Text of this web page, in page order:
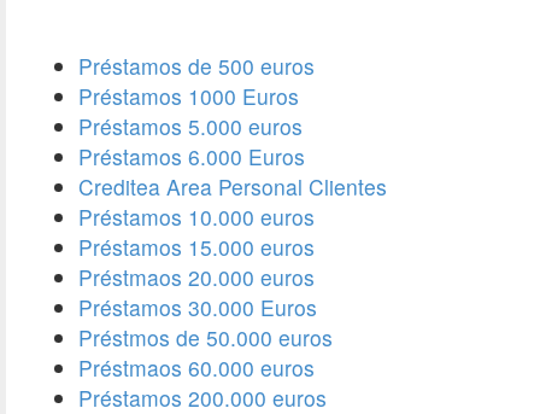
Préstamos de 500 euros
Préstamos 1000 Euros
Préstamos 5.000 euros
Préstamos 6.000 Euros
Creditea Area Personal Clientes
Préstamos 10.000 euros
Préstamos 15.000 euros
Préstmaos 20.000 euros
Préstamos 30.000 Euros
Préstmos de 50.000 euros
Préstmaos 60.000 euros
Préstamos 200.000 euros